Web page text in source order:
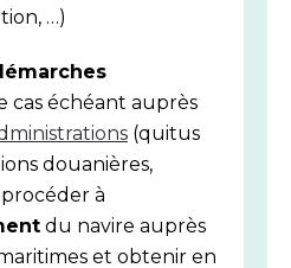
…)
cas échéant auprès
(quitus
douanières,
à
du navire auprès
et obtenir en